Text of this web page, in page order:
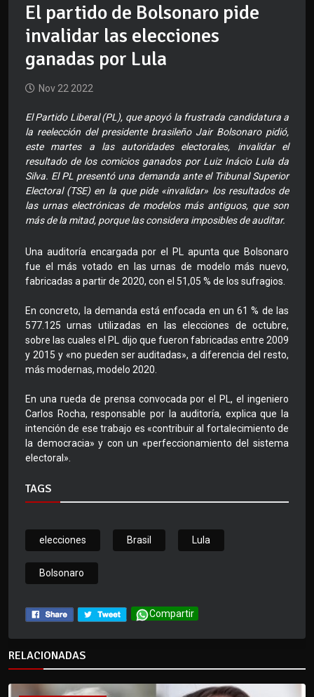
El partido de Bolsonaro pide
invalidar las elecciones
ganadas por Lula
Nov 22 2022
El Partido Liberal (PL), que apoyó la frustrada candidatura a
la reelección del presidente brasileño Jair Bolsonaro pidió,
este martes a las autoridades electorales, invalidar el
resultado de los comicios ganados por Luiz Inácio Lula da
Silva. El PL presentó una demanda ante el Tribunal Superior
Electoral (TSE) en la que pide «invalidar» los resultados de
las urnas electrónicas de modelos más antiguos, que son
más de la mitad, porque las considera imposibles de auditar.
Una auditoría encargada por el PL apunta que Bolsonaro
fue el más votado en las urnas de modelo más nuevo,
fabricadas a partir de 2020, con el 51,05 % de los sufragios.
En concreto, la demanda está enfocada en un 61 % de las
577.125 urnas utilizadas en las elecciones de octubre,
sobre las cuales el PL dijo que fueron fabricadas entre 2009
y 2015 y «no pueden ser auditadas», a diferencia del resto,
más modernas, modelo 2020.
En una rueda de prensa convocada por el PL, el ingeniero
Carlos Rocha, responsable por la auditoría, explica que la
intención de ese trabajo es «contribuir al fortalecimiento de
la democracia» y con un «perfeccionamiento del sistema
electoral».
TAGS
elecciones Brasil Lula
Bolsonaro
Compartir
RELACIONADAS